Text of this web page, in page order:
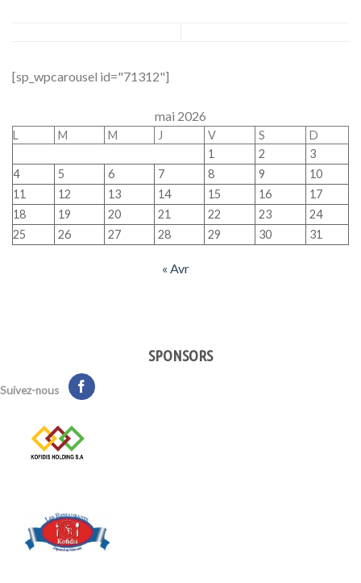
[sp_wpcarousel id="71312"]
mai 2026
L M M J V S
D
1
2
3
4
5 6 7 8 9
10
11
12 13 14 15 16
17
18
19 20 21 22 23
24
25
26 27 28 29 30 31
« Avr
SPONSORS
Suivez-nous